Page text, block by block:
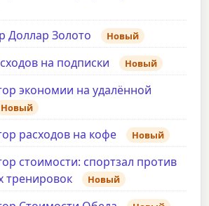
Доллар Золото Новый
на подписки Новый
экономии на удалённой
Новый
расходов на кофе Новый
стоимости: спортзал против
тренировок
Новый